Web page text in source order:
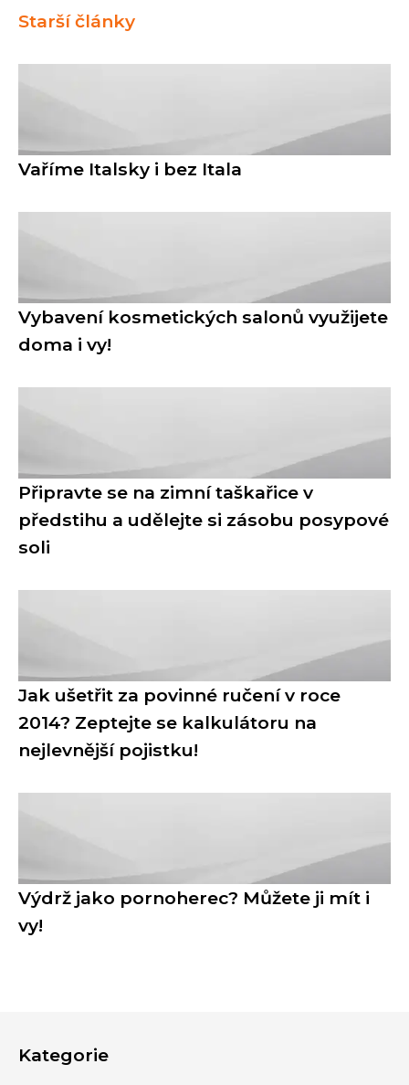
Starší články
Vaříme Italsky i bez Itala
Vybavení kosmetických salonů využijete
doma i vy!
Připravte se na zimní taškařice v
předstihu a udělejte si zásobu posypové
soli
Jak ušetřit za povinné ručení v roce
2014? Zeptejte se kalkulátoru na
nejlevnější pojistku!
Výdrž jako pornoherec? Můžete ji mít i
vy!
Kategorie